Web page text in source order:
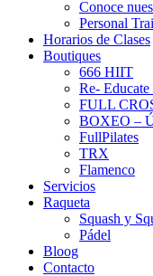
Conoce
Personal
Horarios de Clases
Boutiques
666 HIIT
Re-
FULL
BOXEO –
FullPilates
TRX
Flamenco
Servicios
Raqueta
Squash y
Pádel
Bloog
Contacto